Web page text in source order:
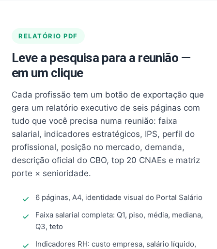
RELATÓRIO PDF
Leve a pesquisa para a reunião —
em um clique
Cada profissão tem um botão de exportação que
gera um relatório executivo de seis páginas com
tudo que você precisa numa reunião: faixa
salarial, indicadores estratégicos, IPS, perfil do
profissional, posição no mercado, demanda,
descrição oficial do CBO, top 20 CNAEs e matriz
porte × senioridade.
6 páginas, A4, identidade visual do Portal Salário
Faixa salarial completa: Q1, piso, média, mediana,
Q3, teto
Indicadores RH: custo empresa, salário líquido,